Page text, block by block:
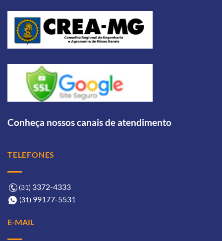
Conheça nossos canais de atendimento
TELEFONES
(31) 3372-4333ㅤ
(31) 99177-5531ㅤㅤ
E-MAIL